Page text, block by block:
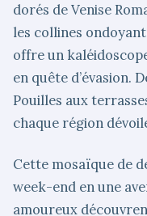
dorés de Venise
les collines
offre un
en quête d’évasion.
Pouilles aux
chaque région
Cette mosaïque de
week-end en une
amoureux